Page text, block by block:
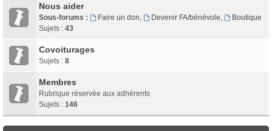
Nous aider
Sous-forums : Faire un don Devenir FA/bénévole
Boutique
Sujets : 43
Covoiturages
Sujets : 8
Membres
Rubrique réservée aux adhérents
Sujets : 146